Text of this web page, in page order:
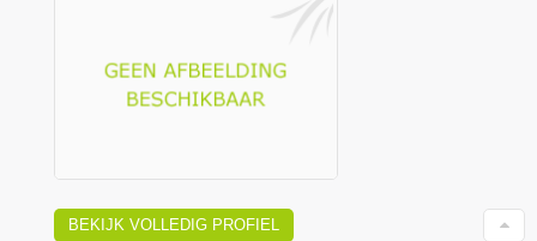
BEKIJK VOLLEDIG PROFIEL